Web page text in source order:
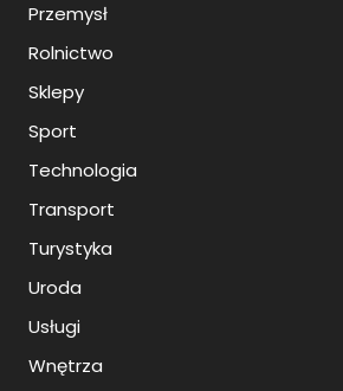
Przemysł
Rolnictwo
Sklepy
Sport
Technologia
Transport
Turystyka
Uroda
Usługi
Wnętrza